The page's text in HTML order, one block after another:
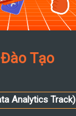
Tạo
Analytics Track)